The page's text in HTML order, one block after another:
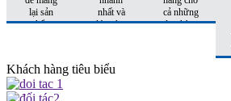
lại sản
phẩm
hàng
nhất và
đúng hẹn
cả những
đơn hàng
Khách hàng tiêu biểu